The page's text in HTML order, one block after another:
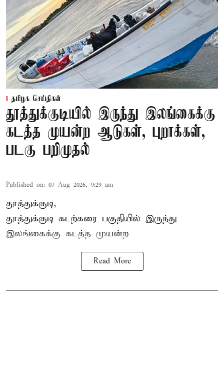
தமிழக செய்திகள்
தூத்துக்குடியில் இருந்து இலங்கைக்கு
கடத்த முயன்ற ஆடுகள், புறாக்கள்,
படகு பறிமுதல்
Published on: 07 Aug 2026, 9:29 am
தூத்துக்குடி,
தூத்துக்குடி கடற்கரை பகுதியில் இருந்து
இலங்கைக்கு கடத்த முயன்ற
Read More